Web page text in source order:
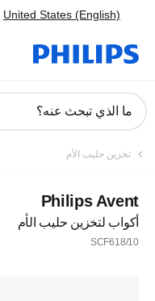
United States (English)
دعم
ما الذي تبحث عنه؟
تسجيل
تخزين حليب الأم
Philips Avent
أكواب لتخزين حليب الأم
SCF618/10